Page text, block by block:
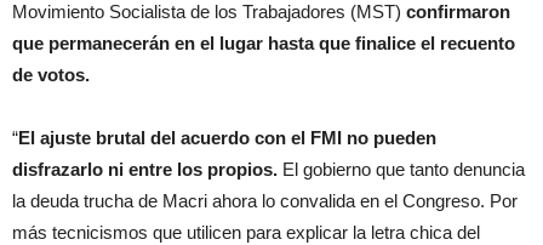
Movimiento Socialista de los Trabajadores (MST) confirmaron
que permanecerán en el lugar hasta que finalice el recuento
de votos.
“El ajuste brutal del acuerdo con el FMI no pueden
disfrazarlo ni entre los propios. El gobierno que tanto denuncia
la deuda trucha de Macri ahora lo convalida en el Congreso. Por
más tecnicismos que utilicen para explicar la letra chica del